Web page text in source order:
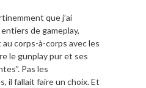
que j’ai
de gameplay,
corps-à-corps avec les
le gunplay pur et ses
Pas les
il fallait faire un choix. Et